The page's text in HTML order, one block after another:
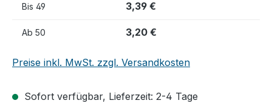
Bis 49 3,39 €
Ab 50 3,20 €
Preise inkl. MwSt. zzgl. Versandkosten
Sofort verfügbar, Lieferzeit: 2-4 Tage